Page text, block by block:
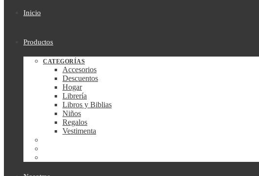
Inicio
Productos
CATEGORÍAS
Accesorios
Descuentos
Hogar
Librería
Libros y Biblias
Niños
Regalos
Vestimenta